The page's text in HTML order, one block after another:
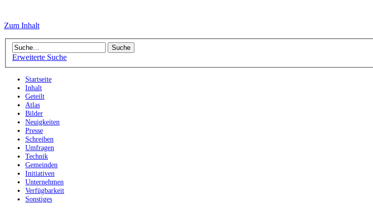
Zum Inhalt
Erweiterte Suche
Startseite
Inhalt
Geteilt
Atlas
Bilder
Neuigkeiten
Presse
Schreiben
Umfragen
Technik
Gemeinden
Initiativen
Unternehmen
Verfügbarkeit
Sonstiges